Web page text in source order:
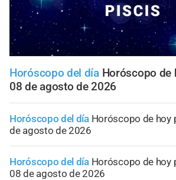
Horóscopo del día Horóscopo de
08 de agosto de 2026
Horóscopo del día Horóscopo de hoy
de agosto de 2026
Horóscopo del día Horóscopo de hoy
08 de agosto de 2026